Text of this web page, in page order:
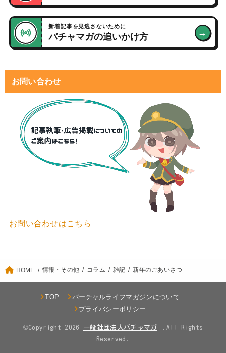
新着記事を見逃さないために
バチャマガの追いかけ方 →
お問い合わせ
お問い合わせはこちら
HOME 情報・その他 コラム 雑記 新年のごあいさつ
TOP
バーチャルライフマガジンについて
プライバシーポリシー
©Copyright 2026
.All Rights
Reserved.